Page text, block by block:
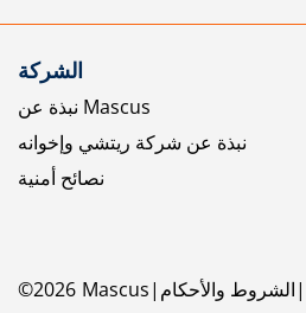
الشركة
نبذة عن Mascus
نبذة عن شركة ريتشي وإخوانه
نصائح أمنية
©2026 Mascus الشروط والأحكام